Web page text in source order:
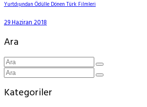
Yurtdışından Ödülle Dönen Türk Filmleri
29 Haziran 2018
Ara
Kategoriler